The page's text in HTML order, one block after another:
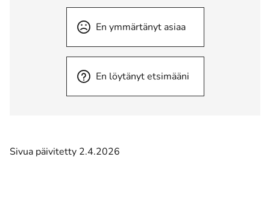
En ymmärtänyt asiaa
En löytänyt etsimääni
Sivua päivitetty 2.4.2026